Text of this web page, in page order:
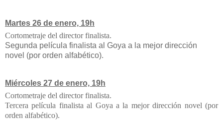
Martes 26 de enero, 19h
Cortometraje del director finalista.
Segunda película finalista al Goya a la mejor dirección
novel (por orden alfabético).
Miércoles 27 de enero, 19h
Cortometraje del director finalista.
Tercera película finalista al Goya a la mejor dirección novel (por
orden alfabético).